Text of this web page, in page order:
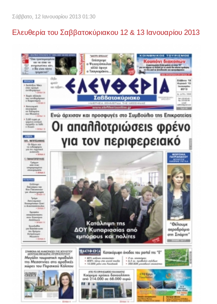
Σάββατο, 12 Ιανουαρίου 2013 01:30
Ελευθερία του Σαββατοκύριακου 12 & 13 Ιανουαρίου 2013